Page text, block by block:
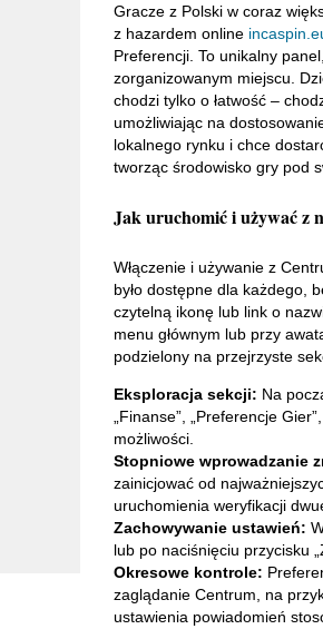
Gracze z Polski w coraz
z hazardem online
Preferencji. To unikalny
zorganizowanym miejscu.
chodzi tylko o łatwość –
umożliwiając na
lokalnego rynku i chce
tworząc środowisko gry pod
Jak uruchomić i używać z
Włączenie i używanie z
było dostępne dla każdego,
czytelną ikonę lub link o
menu głównym lub przy
podzielony na przejrzyste
Eksploracja sekcji: Na
„Finanse”, „Preferencje
możliwości.
Stopniowe wprowadzanie
zainicjować od
uruchomienia weryfikacji
Zachowywanie ustawień:
lub po naciśnięciu przycisku
Okresowe kontrole:
zaglądanie Centrum, na
ustawienia powiadomień